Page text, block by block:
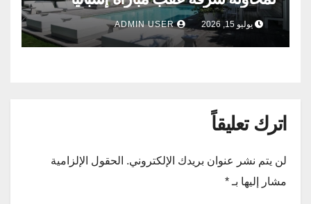
وفرنسا .
يوليو 15, 2026 ADMIN USER
اترك تعليقاً
لن يتم نشر عنوان بريدك الإلكتروني. الحقول الإلزامية
مشار إليها بـ *